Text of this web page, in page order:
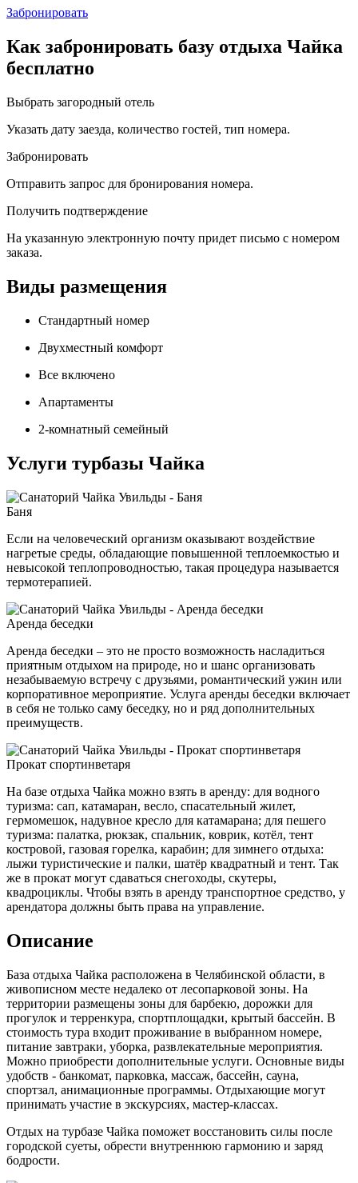
Забронировать
Как забронировать базу отдыха Чайка
бесплатно
Выбрать загородный отель
Указать дату заезда, количество гостей, тип номера.
Забронировать
Отправить запрос для бронирования номера.
Получить подтверждение
На указанную электронную почту придет письмо с номером
заказа.
Виды размещения
Стандартный номер
Двухместный комфорт
Все включено
Апартаменты
2-комнатный семейный
Услуги турбазы Чайка
Баня
Если на человеческий организм оказывают воздействие
нагретые среды, обладающие повышенной теплоемкостью и
невысокой теплопроводностью, такая процедура называется
термотерапией.
Аренда беседки
Аренда беседки – это не просто возможность насладиться
приятным отдыхом на природе, но и шанс организовать
незабываемую встречу с друзьями, романтический ужин или
корпоративное мероприятие. Услуга аренды беседки включает
в себя не только саму беседку, но и ряд дополнительных
преимуществ.
Прокат спортинветаря
На базе отдыха Чайка можно взять в аренду: для водного
туризма: сап, катамаран, весло, спасательный жилет,
гермомешок, надувное кресло для катамарана; для пешего
туризма: палатка, рюкзак, спальник, коврик, котёл, тент
костровой, газовая горелка, карабин; для зимнего отдыха:
лыжи туристические и палки, шатёр квадратный и тент. Так
же в прокат могут сдаваться снегоходы, скутеры,
квадроциклы. Чтобы взять в аренду транспортное средство, у
арендатора должны быть права на управление.
Описание
База отдыха Чайка расположена в Челябинской области, в
живописном месте недалеко от лесопарковой зоны. На
территории размещены зоны для барбекю, дорожки для
прогулок и терренкура, спортплощадки, крытый бассейн. В
стоимость тура входит проживание в выбранном номере,
питание завтраки, уборка, развлекательные мероприятия.
Можно приобрести дополнительные услуги. Основные виды
удобств - банкомат, парковка, массаж, бассейн, сауна,
спортзал, анимационные программы. Отдыхающие могут
принимать участие в экскурсиях, мастер-классах.
Отдых на турбазе Чайка поможет восстановить силы после
городской суеты, обрести внутреннюю гармонию и заряд
бодрости.